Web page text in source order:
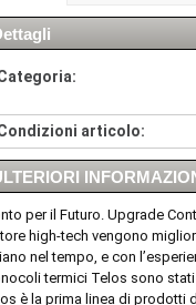
articolo:
per il Futuro. Upgrade
high-tech vengono
nel tempo, e con
termici Telos sono
è la prima linea di prodotti